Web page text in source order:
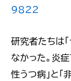
9822
研究者たちは
なかった。炎
性うつ病」と「